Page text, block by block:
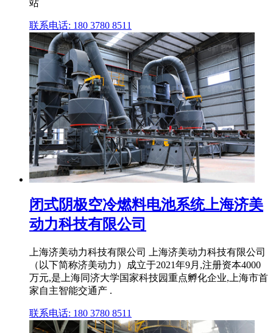
站
联系电话: 180 3780 8511
闭式阴极空冷燃料电池系统上海济美
动力科技有限公司
上海济美动力科技有限公司 上海济美动力科技有限公司
（以下简称济美动力）成立于2021年9月,注册资本4000
万元,是上海同济大学国家科技园重点孵化企业,上海市首
家自主智能交通产 .
联系电话: 180 3780 8511